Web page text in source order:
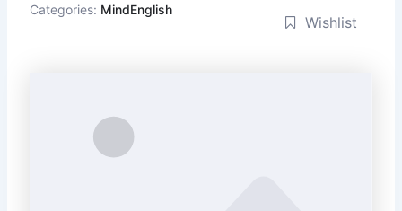
Categories: MindEnglish
Wishlist